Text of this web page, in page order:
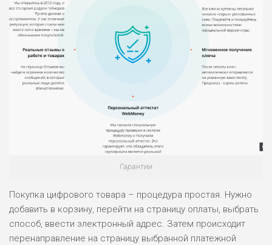
Гарантии
Покупка цифрового товара – процедура простая. Нужно
добавить в корзину, перейти на страницу оплаты, выбрать
способ, ввести электронный адрес. Затем происходит
перенаправление на страницу выбранной платежной